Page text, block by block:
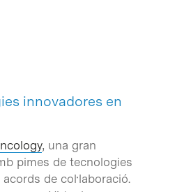
innovadores en
, una gran
pimes de tecnologies
de col·laboració.